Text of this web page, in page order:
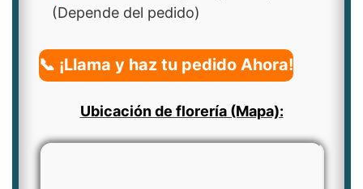
(Depende del pedido)
📞 ¡Llama y haz tu pedido Ahora!
Ubicación de florería (Mapa):